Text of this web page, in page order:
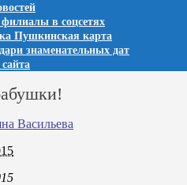
в соцсетях
Пушкинская карта
знаменательных дат
Васильева